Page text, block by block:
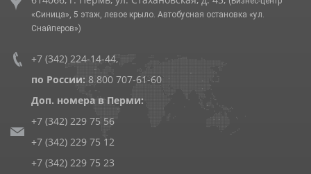
«Синица», 5 этаж, левое крыло. Автобусная остановка «ул.
Снайперов»)
+7 (342) 224-14-44,
по России: 8 800 707-61-60
Доп. номера в Перми:
+7 (342) 229 75 56
+7 (342) 229 75 12
+7 (342) 229 75 23